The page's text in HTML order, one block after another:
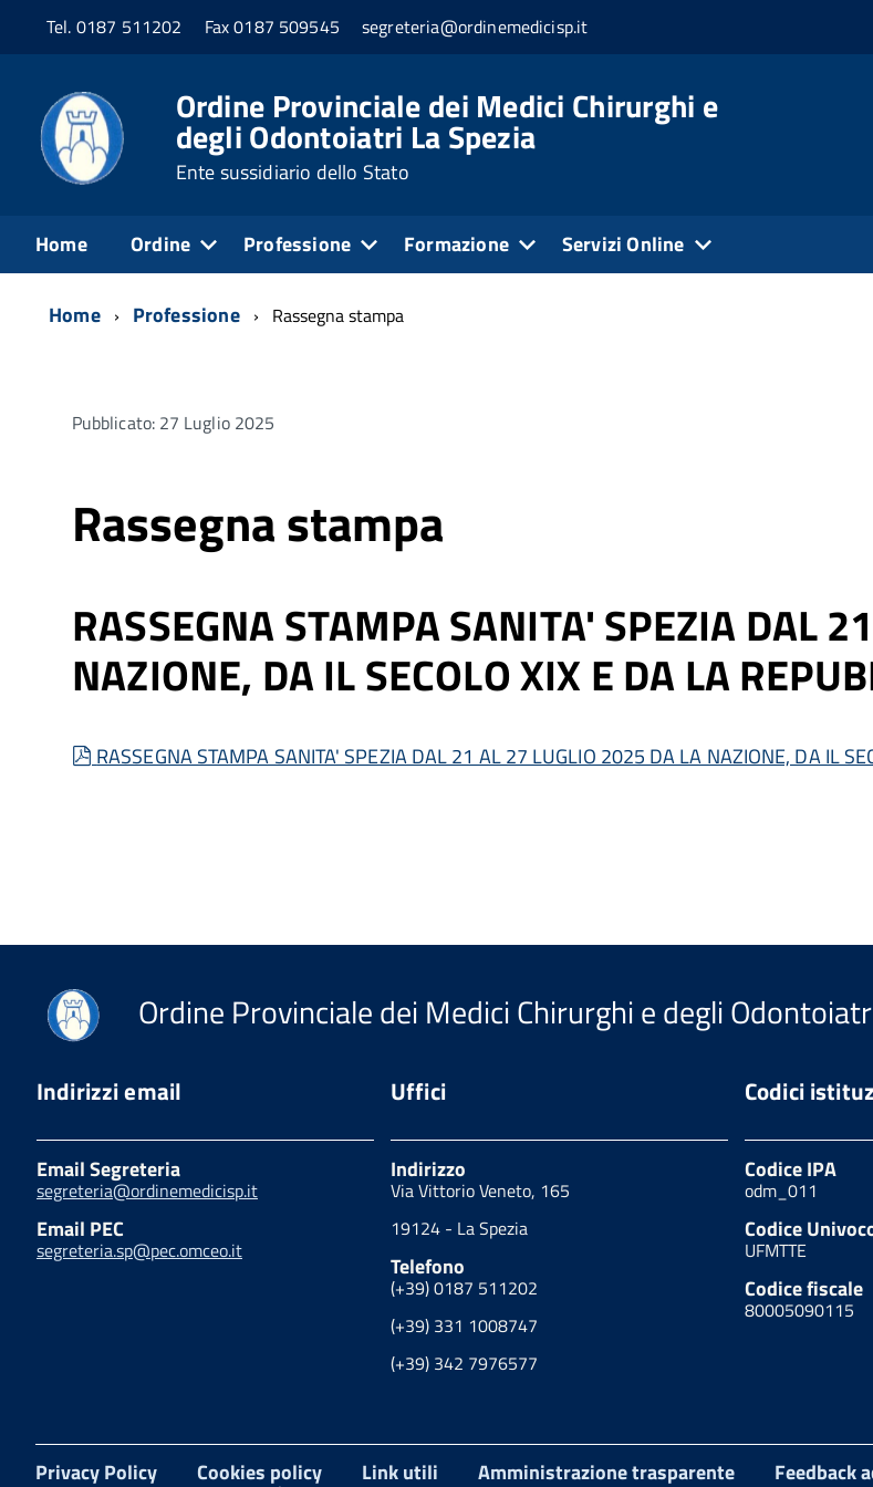
Tel. 0187 511202 Fax 0187 509545 segreteria@ordinemedicisp.it
Ordine Provinciale dei Medici Chirurghi e
degli Odontoiatri La Spezia
Ente sussidiario dello Stato
Home Ordine Professione Formazione Servizi Online
Home Professione Rassegna stampa
Pubblicato: 27 Luglio 2025
Rassegna stampa
RASSEGNA STAMPA SANITA' SPEZIA DAL
NAZIONE, DA IL SECOLO XIX E DA LA
pdf
RASSEGNA STAMPA SANITA' SPEZIA DAL 21 AL 27 LUGLIO 2025 DA LA NAZIONE, DA IL
Ordine Provinciale dei Medici Chirurghi e degli
Indirizzi email
Email Segreteria
segreteria@ordinemedicisp.it
Email PEC
segreteria.sp@pec.omceo.it
Uffici
Indirizzo
Via Vittorio Veneto, 165
19124 - La Spezia
Telefono
(+39) 0187 511202
(+39) 331 1008747
(+39) 342 7976577
Codici
Codice IPA
odm_011
Codice
UFMTTE
Codice fiscale
80005090115
Privacy Policy Cookies policy Link utili Amministrazione trasparente Feedback